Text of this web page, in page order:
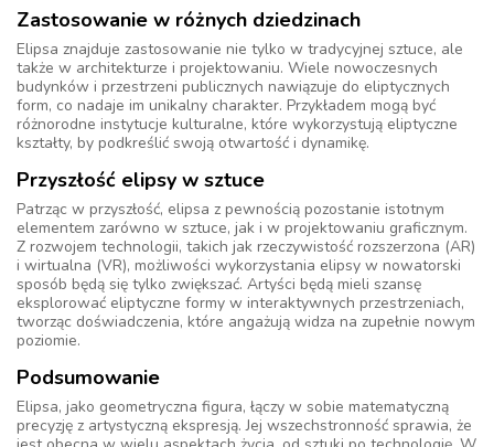
Zastosowanie w różnych dziedzinach
Elipsa znajduje zastosowanie nie tylko w tradycyjnej sztuce, ale
także w architekturze i projektowaniu. Wiele nowoczesnych
budynków i przestrzeni publicznych nawiązuje do eliptycznych
form, co nadaje im unikalny charakter. Przykładem mogą być
różnorodne instytucje kulturalne, które wykorzystują eliptyczne
kształty, by podkreślić swoją otwartość i dynamikę.
Przyszłość elipsy w sztuce
Patrząc w przyszłość, elipsa z pewnością pozostanie istotnym
elementem zarówno w sztuce, jak i w projektowaniu graficznym.
Z rozwojem technologii, takich jak rzeczywistość rozszerzona (AR)
i wirtualna (VR), możliwości wykorzystania elipsy w nowatorski
sposób będą się tylko zwiększać. Artyści będą mieli szansę
eksplorować eliptyczne formy w interaktywnych przestrzeniach,
tworząc doświadczenia, które angażują widza na zupełnie nowym
poziomie.
Podsumowanie
Elipsa, jako geometryczna figura, łączy w sobie matematyczną
precyzję z artystyczną ekspresją. Jej wszechstronność sprawia, że